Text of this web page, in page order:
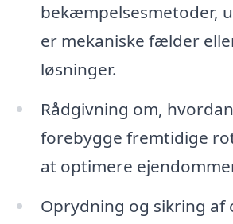
bekæmpelsesmetoder,
er mekaniske fælder
løsninger.
Rådgivning om,
forebygge fremtidige
at optimere
Oprydning og sikring af